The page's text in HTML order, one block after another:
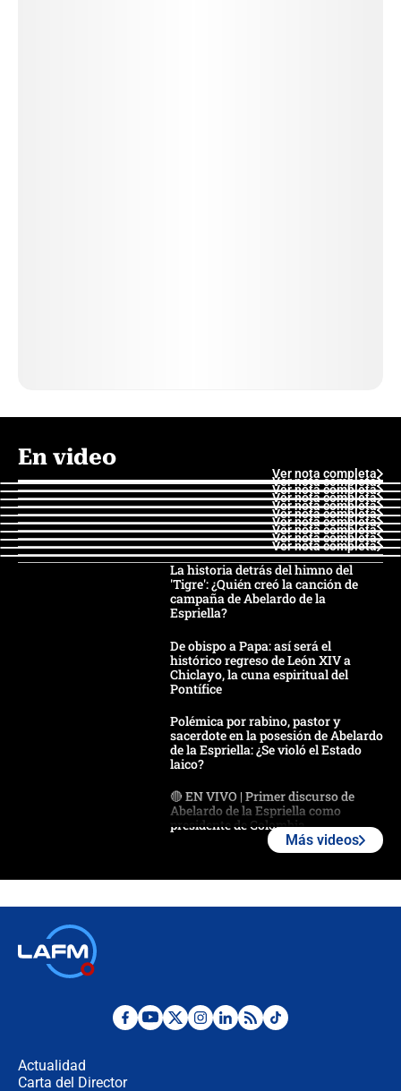
En video
Ver nota completa
Ver nota completa
Ver nota completa
Ver nota completa
Ver nota completa
Ver nota completa
Ver nota completa
Ver nota completa
Ver nota completa
Ver nota completa
La historia detrás del himno del
'Tigre': ¿Quién creó la canción de
campaña de Abelardo de la
Espriella?
De obispo a Papa: así será el
histórico regreso de León XIV a
Chiclayo, la cuna espiritual del
Pontífice
Polémica por rabino, pastor y
sacerdote en la posesión de Abelardo
de la Espriella: ¿Se violó el Estado
laico?
🔴 EN VIVO | Primer discurso de
Abelardo de la Espriella como
presidente de Colombia
Desde dermatitis hasta infecciones:
Más videos
Actualidad
Carta del Director